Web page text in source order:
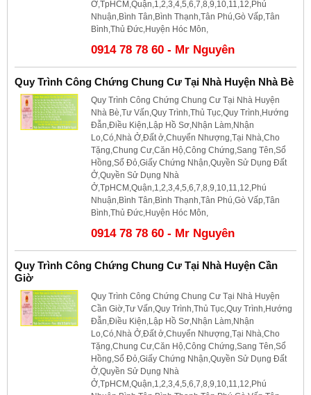
Ở,TpHCM,Quận,1,2,3,4,5,6,7,8,9,10,11,12,Phú
Nhuận,Bình Tân,Bình Thạnh,Tân Phú,Gò Vấp,Tân
Bình,Thủ Đức,Huyện Hóc Môn,
0914 78 78 60 - Mr Nguyên
Quy Trình Công Chứng Chung Cư Tại Nhà Huyện Nhà Bè
Quy Trình Công Chứng Chung Cư Tại Nhà Huyện
Nhà Bè,Tư Vấn,Quy Trình,Thủ Tục,Quy Trình,Hướng
Đẫn,Điều Kiện,Lập Hồ Sơ,Nhận Làm,Nhận
Lo,Có,Nhà Ở,Đất ở,Chuyển Nhượng,Tại Nhà,Cho
Tặng,Chung Cư,Căn Hộ,Công Chứng,Sang Tên,Sổ
Hồng,Sổ Đỏ,Giấy Chứng Nhận,Quyền Sử Dụng Đất
Ở,Quyền Sử Dụng Nhà
Ở,TpHCM,Quận,1,2,3,4,5,6,7,8,9,10,11,12,Phú
Nhuận,Bình Tân,Bình Thạnh,Tân Phú,Gò Vấp,Tân
Bình,Thủ Đức,Huyện Hóc Môn,
0914 78 78 60 - Mr Nguyên
Quy Trình Công Chứng Chung Cư Tại Nhà Huyện Cần
Giờ
Quy Trình Công Chứng Chung Cư Tại Nhà Huyện
Cần Giờ,Tư Vấn,Quy Trình,Thủ Tục,Quy Trình,Hướng
Đẫn,Điều Kiện,Lập Hồ Sơ,Nhận Làm,Nhận
Lo,Có,Nhà Ở,Đất ở,Chuyển Nhượng,Tại Nhà,Cho
Tặng,Chung Cư,Căn Hộ,Công Chứng,Sang Tên,Sổ
Hồng,Sổ Đỏ,Giấy Chứng Nhận,Quyền Sử Dụng Đất
Ở,Quyền Sử Dụng Nhà
Ở,TpHCM,Quận,1,2,3,4,5,6,7,8,9,10,11,12,Phú